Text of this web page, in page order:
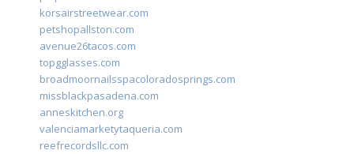
korsairstreetwear.com
petshopallston.com
avenue26tacos.com
topgglasses.com
broadmoornailsspacoloradosprings.com
missblackpasadena.com
anneskitchen.org
valenciamarketytaqueria.com
reefrecordsllc.com